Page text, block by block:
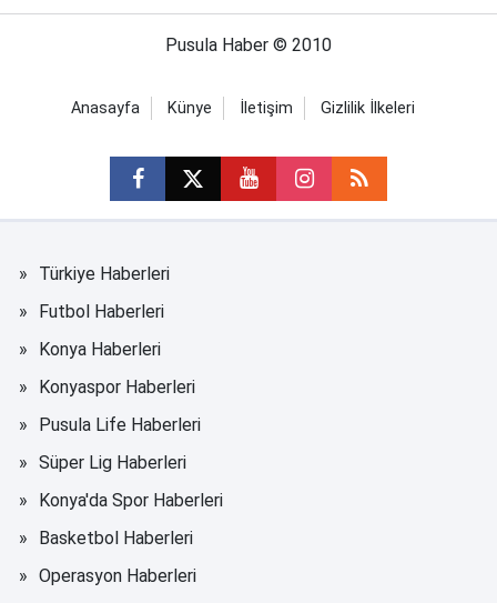
Pusula Haber © 2010
Anasayfa Künye İletişim Gizlilik İlkeleri
Türkiye Haberleri
Futbol Haberleri
Konya Haberleri
Konyaspor Haberleri
Pusula Life Haberleri
Süper Lig Haberleri
Konya'da Spor Haberleri
Basketbol Haberleri
Operasyon Haberleri